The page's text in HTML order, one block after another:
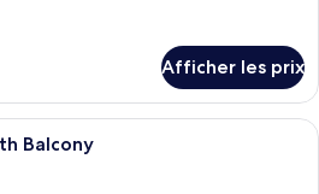
Afficher les prix
Une chambre d’hôtel avec deux lits,
Balcony